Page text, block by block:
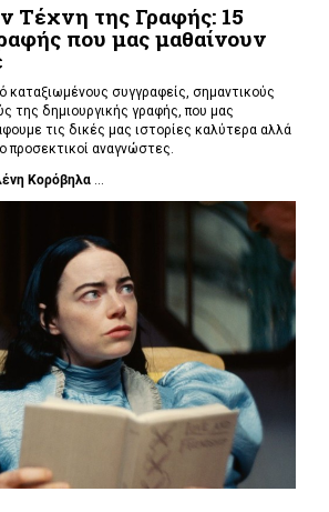
Τέχνη της Γραφής: 15
που μας μαθαίνουν
καταξιωμένους συγγραφείς, σημαντικούς
της δημιουργικής γραφής, που μας
τις δικές μας ιστορίες καλύτερα αλλά
προσεκτικοί αναγνώστες.
Κορόβηλα ...